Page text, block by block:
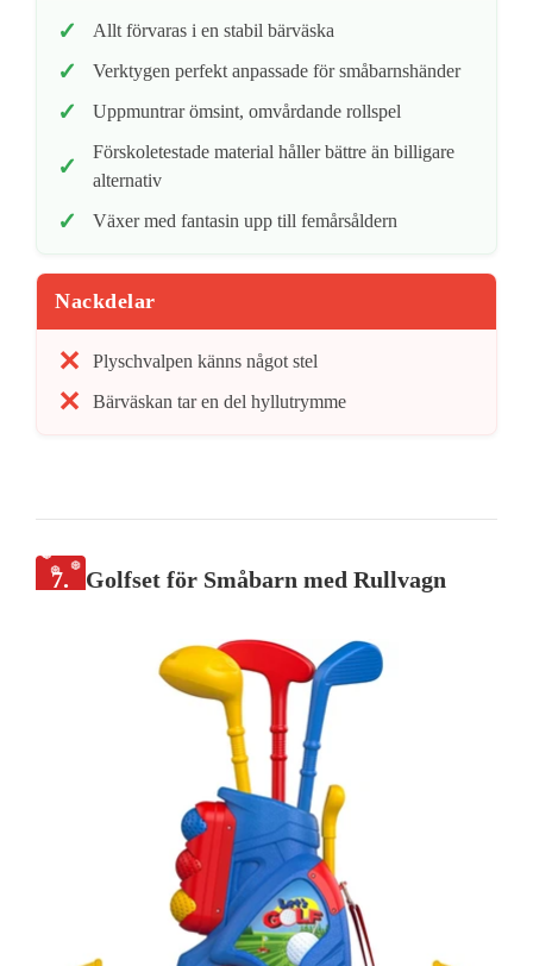
Allt förvaras i en stabil bärväska
Verktygen perfekt anpassade för småbarnshänder
Uppmuntrar ömsint, omvårdande rollspel
Förskoletestade material håller bättre än billigare
alternativ
Växer med fantasin upp till femårsåldern
Nackdelar
Plyschvalpen känns något stel
Bärväskan tar en del hyllutrymme
7. Golfset för Småbarn med Rullvagn